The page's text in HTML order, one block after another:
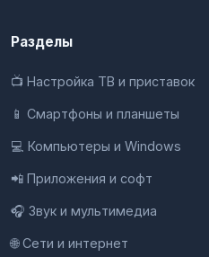
Разделы
📺 Настройка ТВ и приставок
📱 Смартфоны и планшеты
💻 Компьютеры и Windows
📲 Приложения и софт
🎧 Звук и мультимедиа
🌐 Сети и интернет